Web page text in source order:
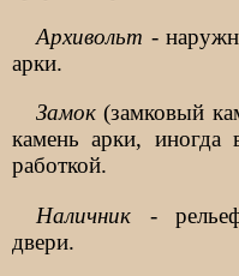
Архивольт -
арки.
Замок (замковый
камень арки, иногда
работкой.
Наличник -
двери.